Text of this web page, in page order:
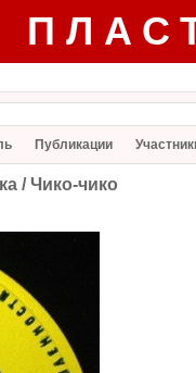
Публикации
/ Чико-чико